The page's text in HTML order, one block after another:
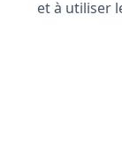
et à utiliser